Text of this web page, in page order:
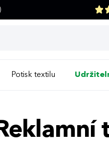
Potisk textilu